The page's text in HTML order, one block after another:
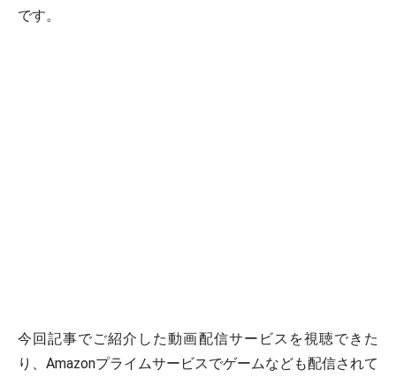
です。
今回記事でご紹介した動画配信サービスを視聴できた
り、Amazonプライムサービスでゲームなども配信されて